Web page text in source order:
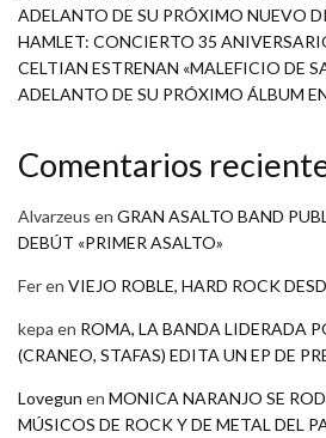
ADELANTO DE SU PRÓXIMO NUEVO
HAMLET: CONCIERTO 35
CELTIAN ESTRENAN «MALEFICIO DE
ADELANTO DE SU PRÓXIMO ÁLBUM
Comentarios
Alvarzeus en GRAN ASALTO BAND
DEBÚT «PRIMER ASALTO»
Feren VIEJO ROBLE, HARD ROCK
kepa en ROMA, LA BANDA LIDERADA
(CRANEO, STAFAS) EDITA UN EP DE
Lovegun en MONICA NARANJO SE
MÚSICOS DE ROCK Y DE METAL DEL